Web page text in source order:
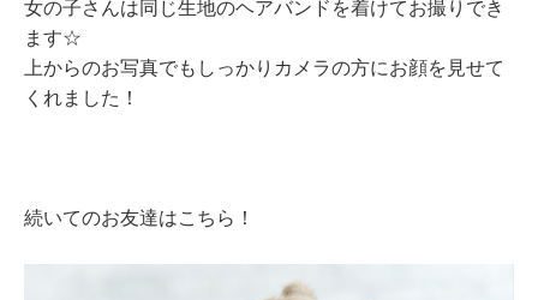
女の子さんは同じ生地のヘアバンドを着けてお撮りでき
ます☆
上からのお写真でもしっかりカメラの方にお顔を見せて
くれました！
続いてのお友達はこちら！